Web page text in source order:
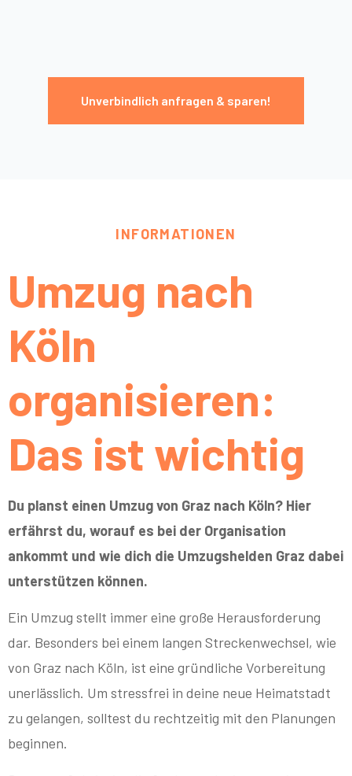
Unverbindlich anfragen & sparen!
INFORMATIONEN
Umzug nach
Köln
organisieren:
Das ist wichtig
Du planst einen Umzug von Graz nach Köln? Hier
erfährst du, worauf es bei der Organisation
ankommt und wie dich die Umzugshelden Graz dabei
unterstützen können.
Ein Umzug stellt immer eine große Herausforderung
dar. Besonders bei einem langen Streckenwechsel, wie
von Graz nach Köln, ist eine gründliche Vorbereitung
unerlässlich. Um stressfrei in deine neue Heimatstadt
zu gelangen, solltest du rechtzeitig mit den Planungen
beginnen.